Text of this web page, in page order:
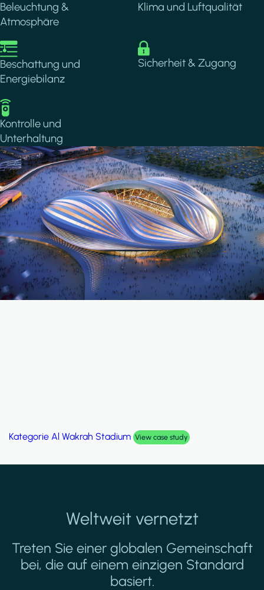
Beleuchtung &
Atmosphäre
Klima und Luftqualität
Image
Beschattung und
Energiebilanz
Image
Sicherheit & Zugang
Image
Kontrolle und
Unterhaltung
Kategorie Al Wakrah Stadium View case study
Weltweit vernetzt
Treten Sie einer globalen Gemeinschaft
bei, die auf einem einzigen Standard
basiert.